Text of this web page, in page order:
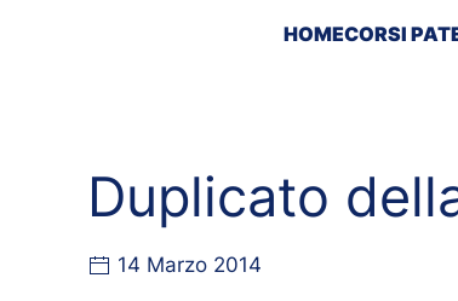
HOMECORSI
Duplicato
14 Marzo 2014